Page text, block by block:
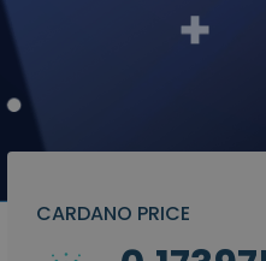
CARDANO PRICE